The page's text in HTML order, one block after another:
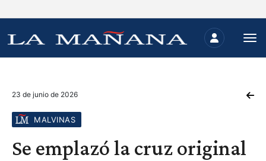
23 de junio de 2026
MALVINAS
Se emplazó la cruz original